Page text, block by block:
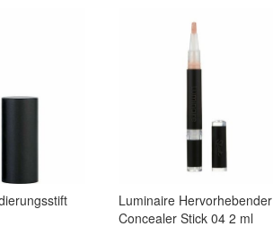
Luminaire Hervorhebender
Concealer Stick 04 2 ml